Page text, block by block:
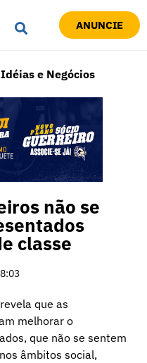
ANUNCIE
Idéias e Negócios
não se
classe
que as
melhorar o
que não se sentem
âmbitos social,